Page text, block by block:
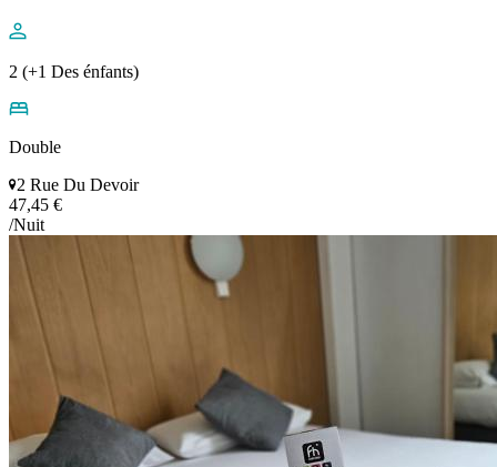
2 (+1 Des énfants)
Double
2 Rue Du Devoir
47,45 €
/Nuit